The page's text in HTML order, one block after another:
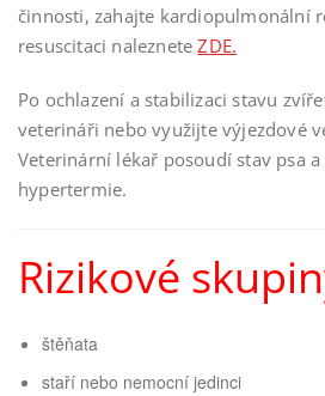
činnosti, zahajte kardiopulmonální
resuscitaci nalezneteZDE.
Po ochlazení a stabilizaci stavu
veterináři nebo využijte výjezdové
Veterinární lékař posoudí stav psa
hypertermie.
Rizikové
štěňata
staří nebo nemocní jedinci